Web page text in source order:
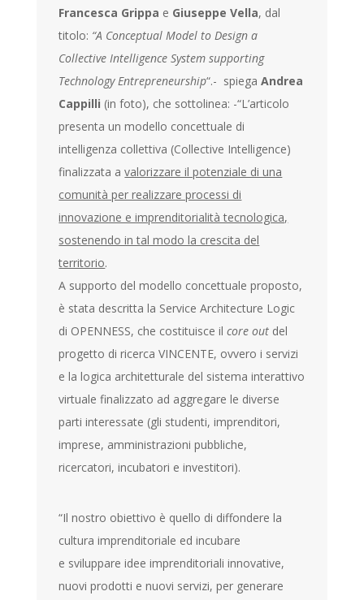
Francesca Grippa e Giuseppe Vella, dal
titolo: “A Conceptual Model to Design a
Collective Intelligence System supporting
Technology Entrepreneurship“.- spiegaAndrea
Cappilli (in foto), che sottolinea: -“L’articolo
presenta un modello concettuale di
intelligenza collettiva (Collective Intelligence)
finalizzata avalorizzare il potenziale di una
comunità per realizzare processi di
innovazione e imprenditorialità tecnologica,
sostenendo in tal modo la crescita del
territorio.
A supporto del modello concettuale proposto,
è stata descritta la Service Architecture Logic
di OPENNESS, che costituisce ilcore out del
progetto di ricerca VINCENTE, ovvero i servizi
e la logica architetturale del sistema interattivo
virtuale finalizzato ad aggregare le diverse
parti interessate (gli studenti, imprenditori,
imprese, amministrazioni pubbliche,
ricercatori, incubatori e investitori).
“Il nostro obiettivo è quello di diffondere la
cultura imprenditoriale ed incubare
e sviluppare idee imprenditoriali innovative,
nuovi prodotti e nuovi servizi, per generare